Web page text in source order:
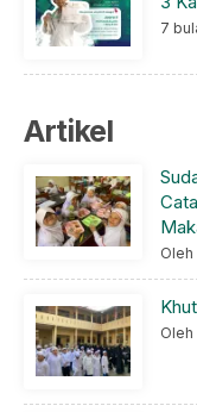
7
Artikel
Oleh